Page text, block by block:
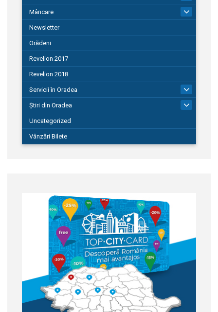
Mâncare
Newsletter
Orădeni
Revelion 2017
Revelion 2018
Servicii în Oradea
Știri din Oradea
Uncategorized
Vânzări Bilete